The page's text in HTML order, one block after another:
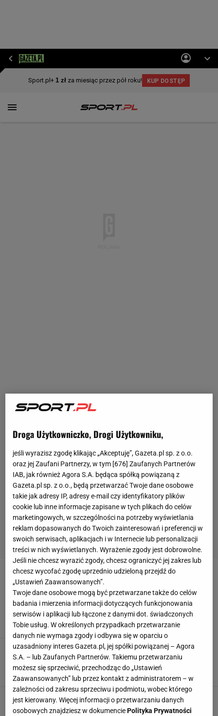
POLSKA PIŁKA
Nie żyje Zbigniew Duda. Miał 70 lat
Franciszek Zalewski,11 LIPCA 2023, 22:51
Już cieszyli się z awansu. Nagle szok!
Piłkarskie jaja w polskiej IV lidze
Franciszek Zalewski, 18 CZERWCA 2023, 17:36
Jóźwiak chce uzdrowienia polskiej piłki.
"Niesiemy plecak lat 70. i 80."
Droga Użytkowniczko, Drogi Użytkowniku,
jeśli wyrazisz zgodę klikając „Akceptuję”, Gazeta.pl sp. z o.o.
oraz jej Zaufani Partnerzy, w tym [676] Zaufanych Partnerów
IAB, jak również Agora S.A. będąca spółką powiązaną z
Gazeta.pl sp. z o.o., będą przetwarzać Twoje dane osobowe
takie jak adresy IP, adresy e-mail czy identyfikatory plików
cookie lub inne informacje zapisane w tych plikach do celów
marketingowych, w szczególności na potrzeby wyświetlania
reklam dopasowanych do Twoich zainteresowań i preferencji w
swoich serwisach, aplikacjach i w Internecie lub personalizacji
treści w nich wyświetlanych. Wyrażenie zgody jest dobrowolne.
Jeśli nie chcesz wyrazić zgody, chcesz ograniczyć jej zakres lub
chcesz wycofać zgodę uprzednio udzieloną przejdź do
„Ustawień Zaawansowanych”.
Twoje dane osobowe mogą być przetwarzane także do celów
badania i mierzenia informacji dotyczących funkcjonowania
serwisów i aplikacji lub łączone z danymi dot. świadczonych
Tobie usług. W określonych przypadkach przetwarzanie
danych nie wymaga zgody i odbywa się w oparciu o
uzasadniony interes Gazeta.pl, jej spółki powiązanej – Agora
S.A. – lub Zaufanych Partnerów. Takiemu przetwarzaniu
możesz się sprzeciwić, przechodząc do „Ustawień
Zaawansowanych” lub przez kontakt z administratorem – w
zależności od zakresu sprzeciwu i podmiotu, wobec którego
jest kierowany. Więcej informacji o przetwarzaniu danych
osobowych znajdziesz w dokumenciePolityka Prywatności